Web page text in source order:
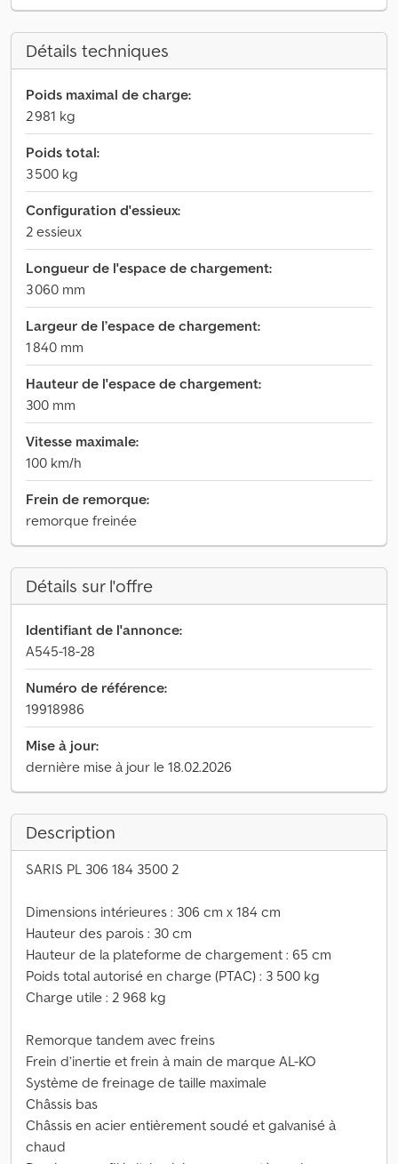
Détails techniques
Poids maximal de charge:
2 981 kg
Poids total:
3 500 kg
Configuration d'essieux:
2 essieux
Longueur de l'espace de chargement:
3 060 mm
Largeur de l’espace de chargement:
1 840 mm
Hauteur de l'espace de chargement:
300 mm
Vitesse maximale:
100 km/h
Frein de remorque:
remorque freinée
Détails sur l'offre
Identifiant de l'annonce:
A545-18-28
Numéro de référence:
19918986
Mise à jour:
dernière mise à jour le 18.02.2026
Description
SARIS PL 306 184 3500 2
Dimensions intérieures : 306 cm x 184 cm
Hauteur des parois : 30 cm
Hauteur de la plateforme de chargement : 65 cm
Poids total autorisé en charge (PTAC) : 3 500 kg
Charge utile : 2 968 kg
Remorque tandem avec freins
Frein d’inertie et frein à main de marque AL-KO
Système de freinage de taille maximale
Châssis bas
Châssis en acier entièrement soudé et galvanisé à
chaud